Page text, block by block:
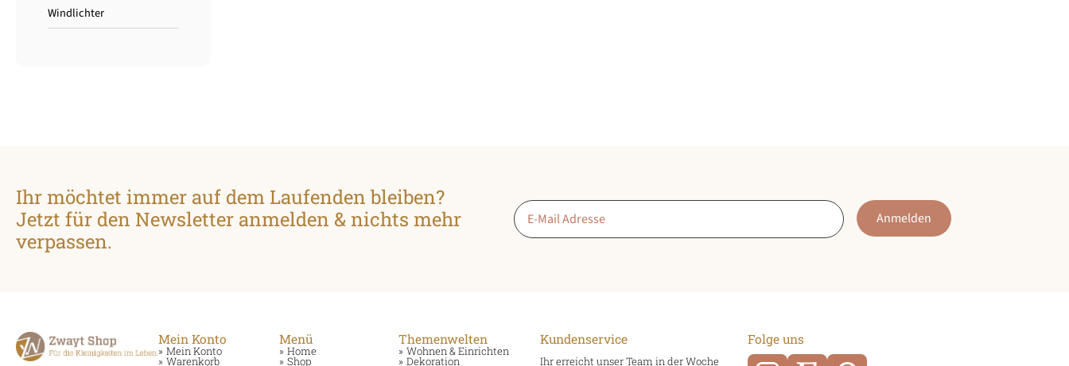
Windlichter
Ihr möchtet immer auf dem Laufenden bleiben?
Jetzt für den Newsletter anmelden & nichts mehr
verpassen.
Email
* Anmelden
Mein Konto
Mein Konto
Warenkorb
Menü
Home
Shop
Themenwelten
Wohnen & Einrichten
Dekoration
Kundenservice
Ihr erreicht unser Team in der Woche
Folge uns